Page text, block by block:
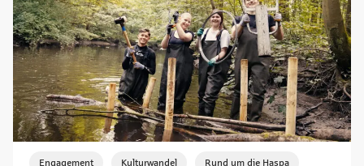
Engagement Kulturwandel Rund um die Haspa